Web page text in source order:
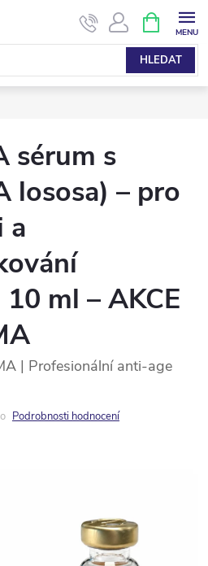
HLEDAT
NÁKUPNÍ
KOŠÍK
sérum s
lososa) – pro
a
ml – AKCE
| Profesionální anti-age
Podrobnosti hodnocení